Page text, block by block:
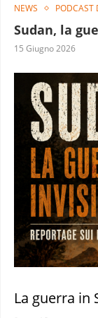
NEWS PODCAST
Sudan, la
15 Giugno 2026
La guerra in